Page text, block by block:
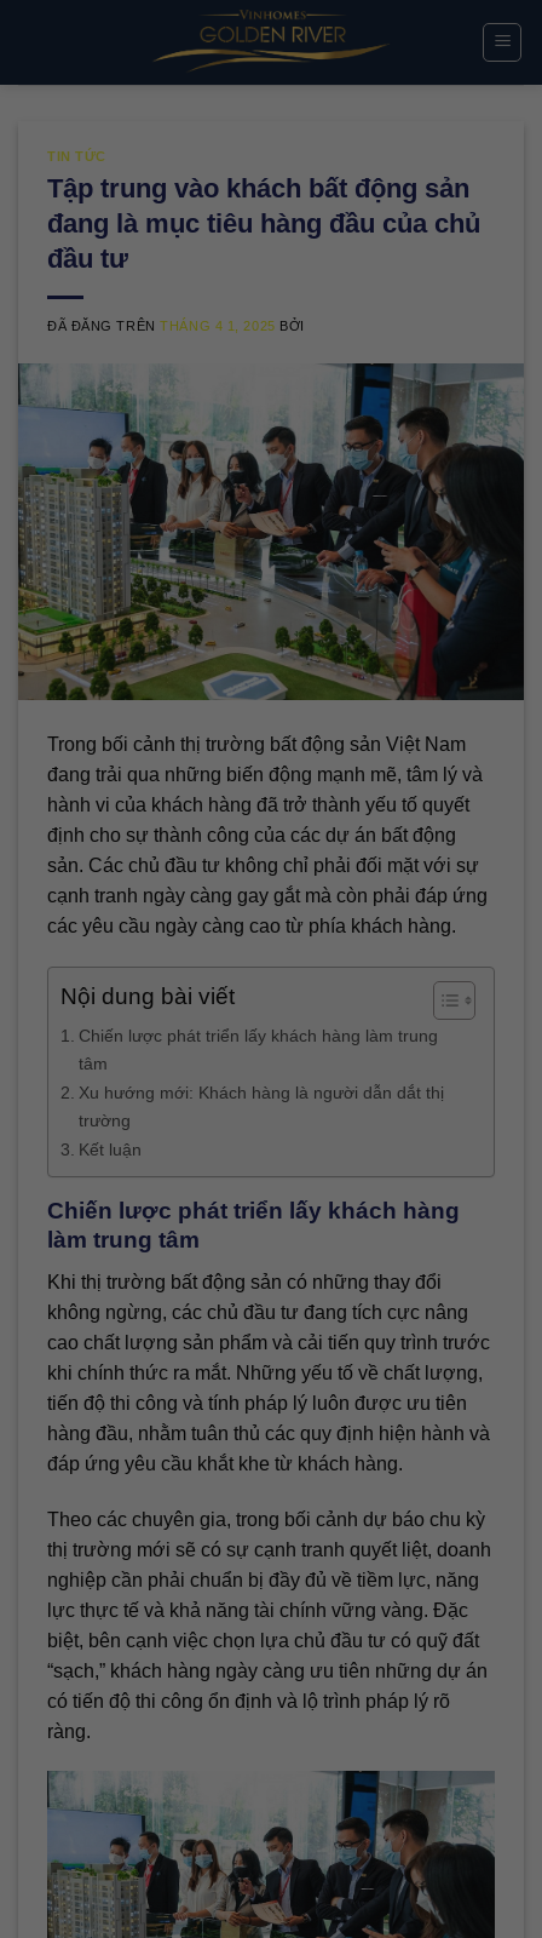
TIN TỨC
Tập trung vào khách bất động sản
đang là mục tiêu hàng đầu của chủ
đầu tư
ĐÃ ĐĂNG TRÊNTHÁNG 4 1, 2025 BỞI
Trong bối cảnh thị trường bất động sản Việt Nam
đang trải qua những biến động mạnh mẽ, tâm lý và
hành vi của khách hàng đã trở thành yếu tố quyết
định cho sự thành công của các dự án bất động
sản. Các chủ đầu tư không chỉ phải đối mặt với sự
cạnh tranh ngày càng gay gắt mà còn phải đáp ứng
các yêu cầu ngày càng cao từ phía khách hàng.
Nội dung bài viết
Chiến lược phát triển lấy khách hàng làm trung
tâm
Xu hướng mới: Khách hàng là người dẫn dắt thị
trường
Kết luận
Chiến lược phát triển lấy khách hàng
làm trung tâm
Khi thị trường bất động sản có những thay đổi
không ngừng, các chủ đầu tư đang tích cực nâng
cao chất lượng sản phẩm và cải tiến quy trình trước
khi chính thức ra mắt. Những yếu tố về chất lượng,
tiến độ thi công và tính pháp lý luôn được ưu tiên
hàng đầu, nhằm tuân thủ các quy định hiện hành và
đáp ứng yêu cầu khắt khe từ khách hàng.
Theo các chuyên gia, trong bối cảnh dự báo chu kỳ
thị trường mới sẽ có sự cạnh tranh quyết liệt, doanh
nghiệp cần phải chuẩn bị đầy đủ về tiềm lực, năng
lực thực tế và khả năng tài chính vững vàng. Đặc
biệt, bên cạnh việc chọn lựa chủ đầu tư có quỹ đất
“sạch,” khách hàng ngày càng ưu tiên những dự án
có tiến độ thi công ổn định và lộ trình pháp lý rõ
ràng.